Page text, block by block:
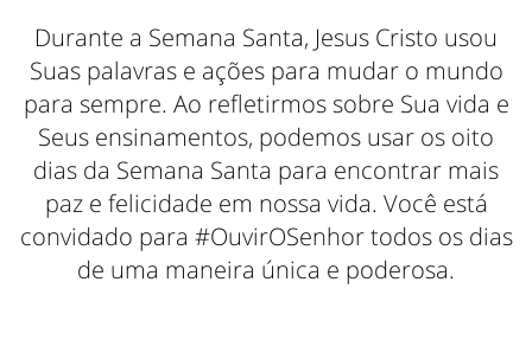
Durante a Semana Santa, Jesus Cristo usou
Suas palavras e ações para mudar o mundo
para sempre. Ao refletirmos sobre Sua vida e
Seus ensinamentos, podemos usar os oito
dias da Semana Santa para encontrar mais
paz e felicidade em nossa vida. Você está
convidado para #OuvirOSenhor todos os dias
de uma maneira única e poderosa.